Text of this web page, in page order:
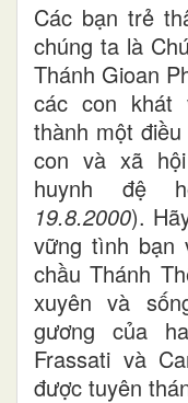
Các bạn trẻ
chúng ta là
Thánh Gioan
các con khát
thành một
con và xã
huynh đệ
19.8.2000).
vững tình bạn
chầu Thánh
xuyên và
gương của
Frassati và
được tuyên